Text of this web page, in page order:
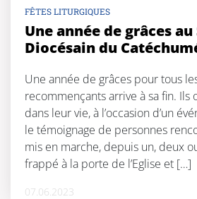
FÊTES LITURGIQUES
Une année de grâces
Diocésain du
Une année de grâces pour tous
recommençants arrive à sa fin. Ils
dans leur vie, à l’occasion d’un
le témoignage de personnes
mis en marche, depuis un, deux
frappé à la porte de l’Eglise et […]
07.06.2023